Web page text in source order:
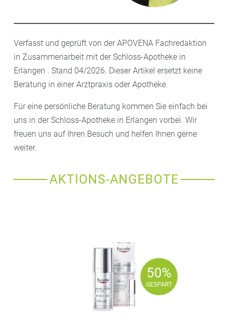
Verfasst und geprüft von der APOVENA Fachredaktion
in Zusammenarbeit mit der Schloss-Apotheke in
Erlangen . Stand 04/2026. Dieser Artikel ersetzt keine
Beratung in einer Arztpraxis oder Apotheke.
Für eine persönliche Beratung kommen Sie einfach bei
uns in der Schloss-Apotheke in Erlangen vorbei. Wir
freuen uns auf Ihren Besuch und helfen Ihnen gerne
weiter.
AKTIONS-ANGEBOTE
50%
GESPART
50%
GESPART